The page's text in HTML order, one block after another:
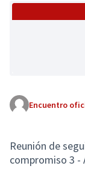
Encuentro
Reunión de
compromiso 3 -